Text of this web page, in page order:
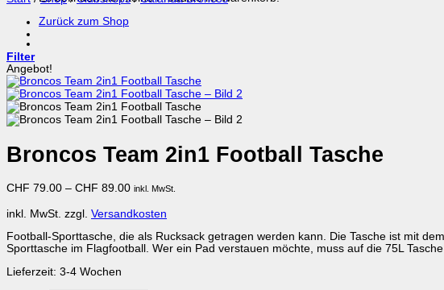
Zurück zum Shop
Filter
Angebot!
Broncos Team 2in1 Football Tasche
CHF 79.00 – CHF 89.00 inkl. MwSt.
inkl. MwSt. zzgl. Versandkosten
Football-Sporttasche, die als Rucksack getragen werden kann. Die Tasche ist mit
Sporttasche im Flagfootball. Wer ein Pad verstauen möchte, muss auf die 75L
Lieferzeit: 3-4 Wochen